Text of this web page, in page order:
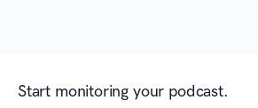
Start monitoring your podcast.